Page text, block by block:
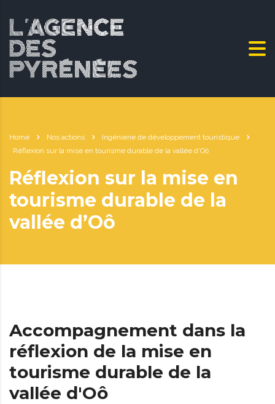
Home Nos actions
Ingénierie de développement touristique
Réflexion sur la mise en tourisme durable de la vallée d’Oô
Réflexion sur la mise en
tourisme durable de la
vallée d’Oô
Accompagnement dans la
réflexion de la mise en
tourisme durable de la
vallée d'Oô